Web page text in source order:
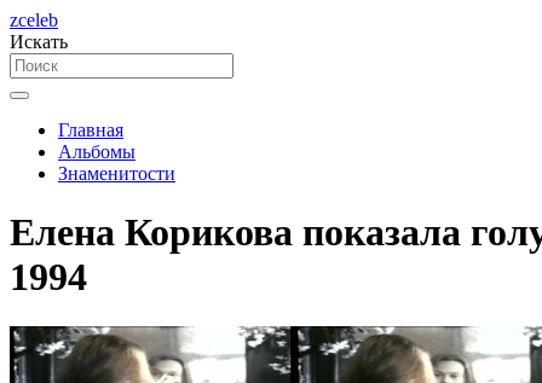
zceleb
Искать
Главная
Альбомы
Знаменитости
Елена Корикова показала
1994